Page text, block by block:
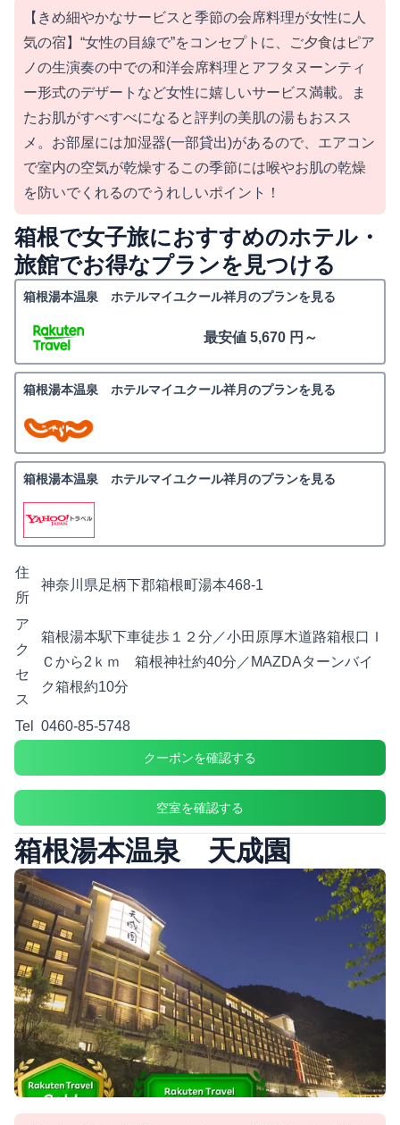
【きめ細やかなサービスと季節の会席料理が女性に人
気の宿】“女性の目線で”をコンセプトに、ご夕食はピア
ノの生演奏の中での和洋会席料理とアフタヌーンティ
ー形式のデザートなど女性に嬉しいサービス満載。ま
たお肌がすべすべになると評判の美肌の湯もおスス
メ。お部屋には加湿器(一部貸出)があるので、エアコン
で室内の空気が乾燥するこの季節には喉やお肌の乾燥
を防いでくれるのでうれしいポイント！
箱根で女子旅におすすめのホテル・
旅館でお得なプランを見つける
箱根湯本温泉 ホテルマイユクール祥月のプランを見る
最安値 5,670 円～
箱根湯本温泉 ホテルマイユクール祥月のプランを見る
箱根湯本温泉 ホテルマイユクール祥月のプランを見る
住
所
神奈川県足柄下郡箱根町湯本468-1
ア
ク
セ
ス
箱根湯本駅下車徒歩１２分／小田原厚木道路箱根口Ｉ
Ｃから2ｋｍ 箱根神社約40分／MAZDAターンバイ
ク箱根約10分
Tel 0460-85-5748
クーポンを確認する
空室を確認する
箱根湯本温泉 天成園